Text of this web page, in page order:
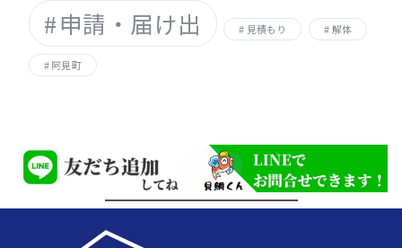
申請・届け出 見積もり 解体
阿見町